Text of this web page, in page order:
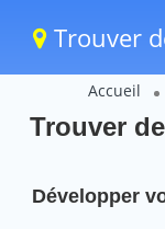
Trouver
Accueil
Trouver
Développer